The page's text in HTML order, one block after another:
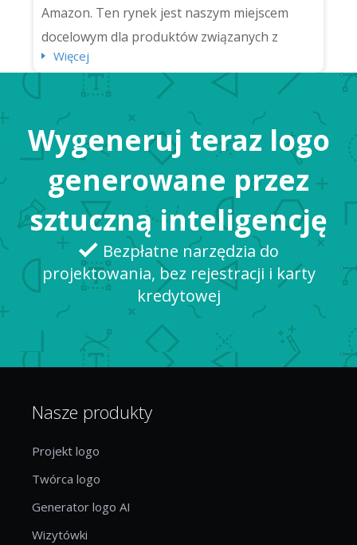
Amazon. Ten rynek jest naszym miejscem
docelowym dla produktów związanych z
wellness, artykułów spożywczych, a nawet
programów telewizyjnych! To marka, której
wiedzieliście, że wysyła ona codziennie 1,6
miliona paczek? Możemy tu praktycznie (i
dosłownie) kupić wszystko,...
Więcej
Wygeneruj teraz logo
generowane przez
sztuczną inteligencję
Bezpłatne narzędzia do
projektowania, bez rejestracji i karty
kredytowej
Nasze produkty
Projekt logo
Twórca logo
Generator logo AI
Wizytówki